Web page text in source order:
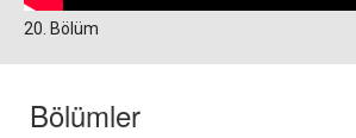
20. Bölüm
Bölümler